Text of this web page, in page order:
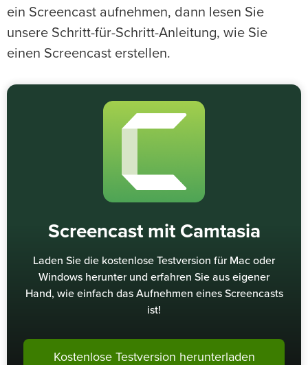
ein Screencast aufnehmen, dann lesen Sie
unsere Schritt-für-Schritt-Anleitung, wie Sie
einen Screencast erstellen.
Screencast mit Camtasia
Laden Sie die kostenlose Testversion für Mac oder
Windows herunter und erfahren Sie aus eigener
Hand, wie einfach das Aufnehmen eines Screencasts
ist!
Kostenlose Testversion herunterladen